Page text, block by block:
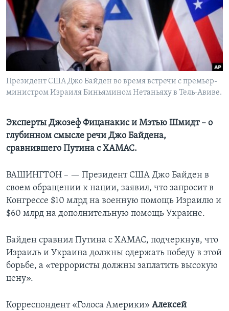
Learning English
СОЦИАЛЬНЫЕ СЕТИ
Языки
Президент США Джо Байден во время встречи с премьер-
министром Израиля Биньямином Нетаньяху в Тель-Авиве.
Эксперты Джозеф Фицанакис и Мэтью Шмидт – о
глубинном смысле речи Джо Байдена,
сравнившего Путина с ХАМАС.
ВАШИНГТОН – — Президент США Джо Байден в
своем обращении к нации, заявил, что запросит в
Конгрессе $10 млрд на военную помощь Израилю и
$60 млрд на дополнительную помощь Украине.
Байден сравнил Путина с ХАМАС, подчеркнув, что
Израиль и Украина должны одержать победу в этой
борьбе, а «террористы должны заплатить высокую
цену».
Корреспондент «Голоса Америки» Алексей